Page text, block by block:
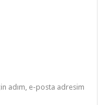
adım, e-posta adresim